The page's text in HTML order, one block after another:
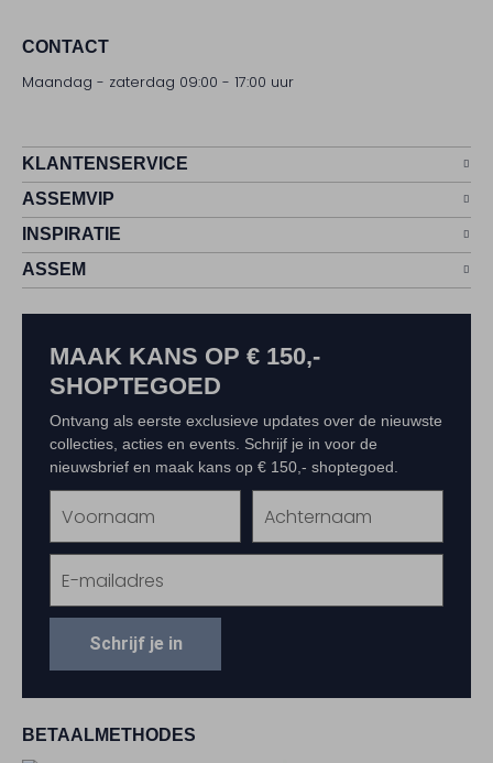
CONTACT
Maandag - zaterdag 09:00 - 17:00 uur
KLANTENSERVICE
ASSEMVIP
INSPIRATIE
ASSEM
BETAALMETHODES
MAAK KANS OP € 150,-
SHOPTEGOED
Ontvang als eerste exclusieve updates over de nieuwste
collecties, acties en events. Schrijf je in voor de
nieuwsbrief en maak kans op € 150,- shoptegoed.
Schrijf je in